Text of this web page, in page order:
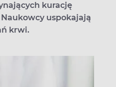
kurację
uspokajają
krwi.